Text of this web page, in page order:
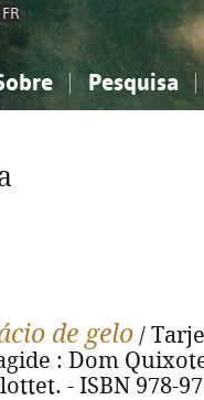
FR
Pesquisa
sociais...
sociais...
de gelo /
: Dom
- ISBN 978-